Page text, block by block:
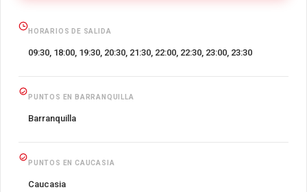
HORARIOS DE SALIDA
09:30, 18:00, 19:30, 20:30, 21:30, 22:00, 22:30, 23:00, 23:30
PUNTOS EN BARRANQUILLA
Barranquilla
PUNTOS EN CAUCASIA
Caucasia